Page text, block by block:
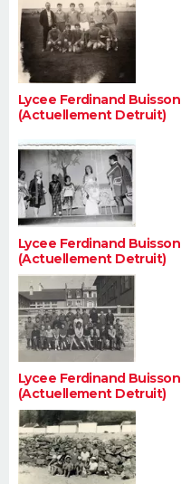
FORUM
Bricolage
Lifestyle
Culture
Sport
Auto
Television
Voyage
Cinema
Lycee Ferdinand Buisson
(Actuellement Detruit)
Lycee Ferdinand Buisson
(Actuellement Detruit)
Lycee Ferdinand Buisson
(Actuellement Detruit)